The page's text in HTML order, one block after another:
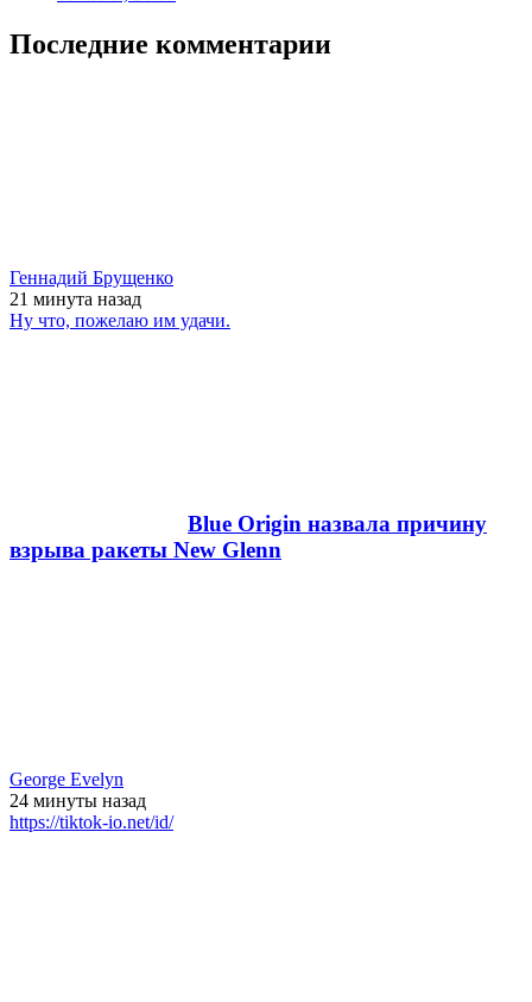
Последние комментарии
Геннадий Брущенко
21 минута назад
Ну что, пожелаю им удачи.
Blue Origin назвала причину
взрыва ракеты New Glenn
George Evelyn
24 минуты назад
https://tiktok-io.net/id/